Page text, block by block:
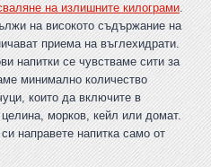
на излишните килограми.
на високото съдържание на
приема на въглехидрати.
напитки се чувстваме сити за
минимално количество
които да включите в
морков, кейл или домат.
направете напитка само от